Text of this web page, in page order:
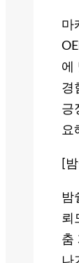
마
에
경
긍
요
[
밤
뢰
춤